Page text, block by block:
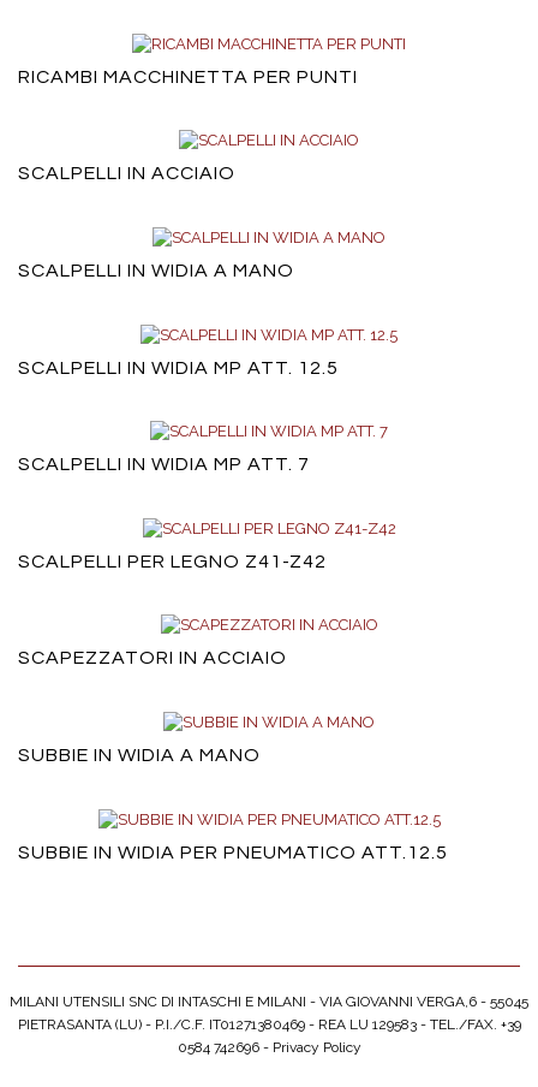
RICAMBI MACCHINETTA PER PUNTI
SCALPELLI IN ACCIAIO
SCALPELLI IN WIDIA A MANO
SCALPELLI IN WIDIA MP ATT. 12.5
SCALPELLI IN WIDIA MP ATT. 7
SCALPELLI PER LEGNO Z41-Z42
SCAPEZZATORI IN ACCIAIO
SUBBIE IN WIDIA A MANO
SUBBIE IN WIDIA PER PNEUMATICO ATT.12.5
MILANI UTENSILI SNC DI INTASCHI E MILANI - VIA GIOVANNI VERGA,6 - 55045
PIETRASANTA (LU) - P.I./C.F. IT01271380469 - REA LU 129583 - TEL./FAX. +39
0584 742696 - Privacy Policy